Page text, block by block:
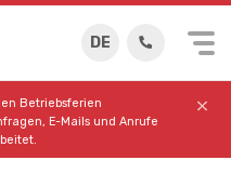
DE
Betriebsferien
E-Mails und Anrufe